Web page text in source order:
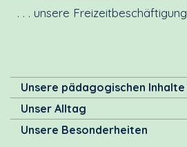
. . . unsere Freizeitbeschäftigung
Unsere pädagogischen Inhalte
Unser Alltag
Unsere Besonderheiten